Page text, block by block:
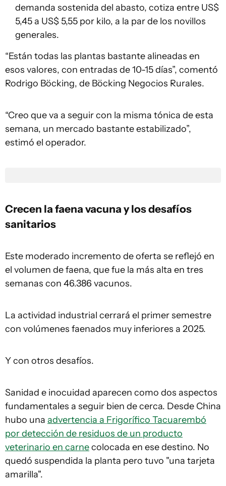
demanda sostenida del abasto, cotiza entre US$
5,45 a US$ 5,55 por kilo, a la par de los novillos
generales.
“Están todas las plantas bastante alineadas en
esos valores, con entradas de 10-15 días”, comentó
Rodrigo Böcking, de Böcking Negocios Rurales.
“Creo que va a seguir con la misma tónica de esta
semana, un mercado bastante estabilizado”,
estimó el operador.
Crecen la faena vacuna y los desafíos
sanitarios
Este moderado incremento de oferta se reflejó en
el volumen de faena, que fue la más alta en tres
semanas con 46.386 vacunos.
La actividad industrial cerrará el primer semestre
con volúmenes faenados muy inferiores a 2025.
Y con otros desafíos.
Sanidad e inocuidad aparecen como dos aspectos
fundamentales a seguir bien de cerca. Desde China
hubo una advertencia a Frigorífico Tacuarembó
por detección de residuos de un producto
veterinario en carnecolocada en ese destino. No
quedó suspendida la planta pero tuvo "una tarjeta
amarilla".